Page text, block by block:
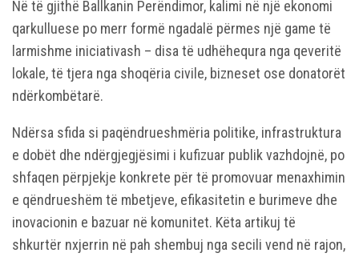
Në të gjithë Ballkanin Perëndimor, kalimi në një ekonomi
qarkulluese po merr formë ngadalë përmes një game të
larmishme iniciativash – disa të udhëhequra nga qeveritë
lokale, të tjera nga shoqëria civile, bizneset ose donatorët
ndërkombëtarë.
Ndërsa sfida si paqëndrueshmëria politike, infrastruktura
e dobët dhe ndërgjegjësimi i kufizuar publik vazhdojnë, po
shfaqen përpjekje konkrete për të promovuar menaxhimin
e qëndrueshëm të mbetjeve, efikasitetin e burimeve dhe
inovacionin e bazuar në komunitet. Këta artikuj të
shkurtër nxjerrin në pah shembuj nga secili vend në rajon,